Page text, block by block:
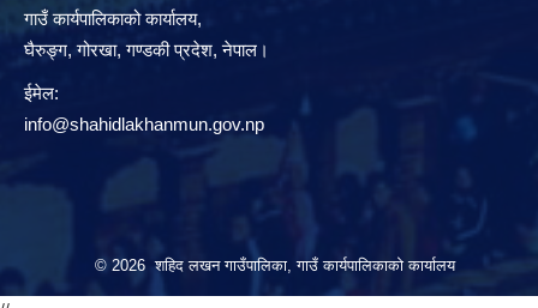
गाउँ कार्यपालिकाको कार्यालय,
घैरुङ्ग, गोरखा, गण्डकी प्रदेश, नेपाल।
ईमेल:
info@shahidlakhanmun.gov.np
© 2026 शहिद लखन गाउँपालिका, गाउँ कार्यपालिकाको कार्यालय